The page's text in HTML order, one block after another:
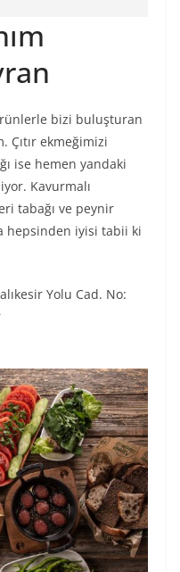
bizi buluşturan
Çıtır ekmeğimizi
ise hemen yandaki
Kavurmalı
tabağı ve peynir
hepsinden iyisi tabii ki
Yolu Cad. No: